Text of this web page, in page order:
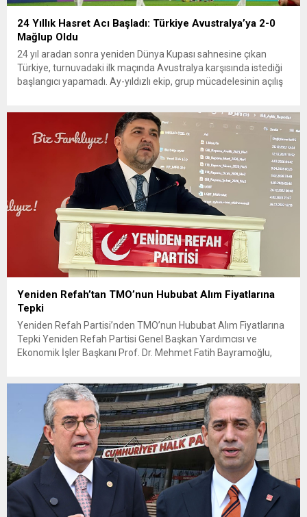
24 Yıllık Hasret Acı Başladı: Türkiye Avustralya’ya 2-0
Mağlup Oldu
24 yıl aradan sonra yeniden Dünya Kupası sahnesine çıkan
Türkiye, turnuvadaki ilk maçında Avustralya karşısında istediği
başlangıcı yapamadı. Ay-yıldızlı ekip, grup mücadelesinin açılış
itibaren iki takım da kontrollü bir oyun sergilerken, Avustralya
özellikle hızlı hücumlarla etkili olmaya...
Yeniden Refah’tan TMO’nun Hububat Alım Fiyatlarına
Tepki
Yeniden Refah Partisi’nden TMO’nun Hububat Alım Fiyatlarına
Tepki Yeniden Refah Partisi Genel Başkan Yardımcısı ve
Ekonomik İşler Başkanı Prof. Dr. Mehmet Fatih Bayramoğlu,
fiyatların çiftçinin artan maliyetlerini karşılamaktan uzak
olduğunu savunarak fiyatların yeniden değerlendirilmesi
çağrısında...